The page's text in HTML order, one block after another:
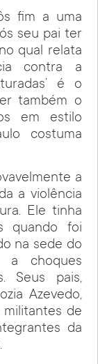
fim a uma
seu pai ter
qual relata
contra a
é o
também o
em estilo
costuma
a
a violência
Ele tinha
quando foi
na sede do
a choques
Seus pais,
Azevedo,
militantes de
da